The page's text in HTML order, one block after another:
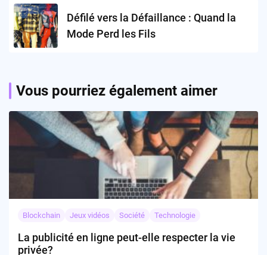
Défilé vers la Défaillance : Quand la
Mode Perd les Fils
Vous pourriez également aimer
Blockchain Jeux vidéos Société Technologie
La publicité en ligne peut-elle respecter la vie
privée?